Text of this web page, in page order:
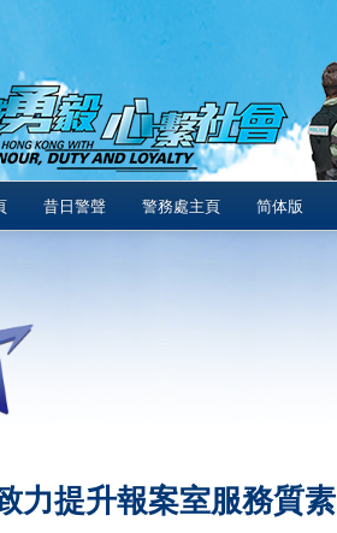
昔日警聲 警務處主頁 简体版
力提升報案室服務質素